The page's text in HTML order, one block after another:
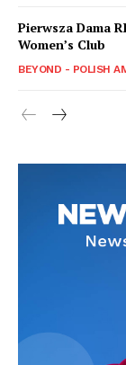
Pierwsza Dama
Women’s Club
BEYOND - POLISH